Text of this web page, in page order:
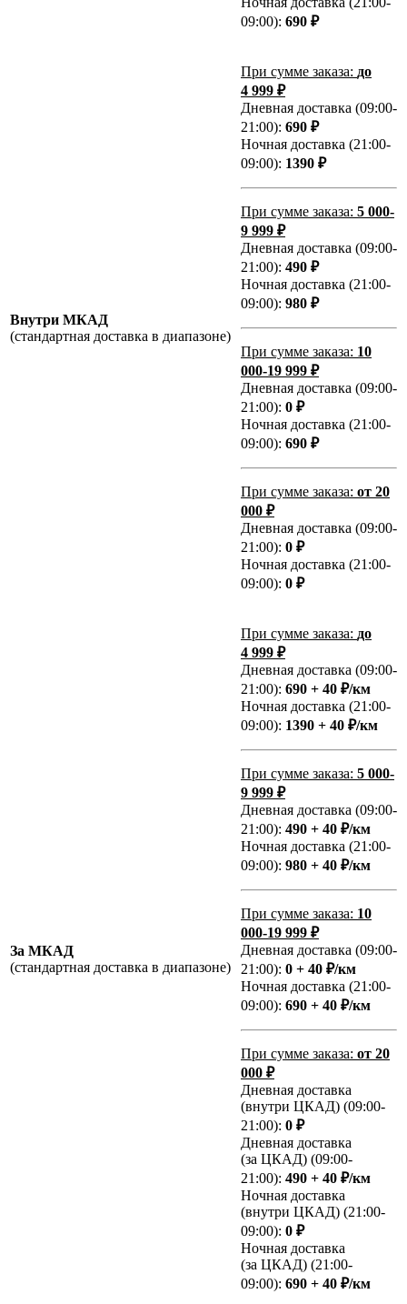
09:00): 690 ₽
Внутри МКАД
(стандартная доставка в диапазоне)
При сумме заказа: до
4 999 ₽
Дневная доставка (09:00-
21:00): 690 ₽
Ночная доставка (21:00-
09:00): 1390 ₽
При сумме заказа: 5 000-
9 999 ₽
Дневная доставка (09:00-
21:00): 490 ₽
Ночная доставка (21:00-
09:00): 980 ₽
При сумме заказа: 10
000-19 999 ₽
Дневная доставка (09:00-
21:00): 0 ₽
Ночная доставка (21:00-
09:00): 690 ₽
При сумме заказа: от 20
000 ₽
Дневная доставка (09:00-
21:00): 0 ₽
Ночная доставка (21:00-
09:00): 0 ₽
За МКАД
(стандартная доставка в диапазоне)
При сумме заказа: до
4 999 ₽
Дневная доставка (09:00-
21:00): 690 + 40 ₽/км
Ночная доставка (21:00-
09:00): 1390 + 40 ₽/км
При сумме заказа: 5 000-
9 999 ₽
Дневная доставка (09:00-
21:00): 490 + 40 ₽/км
Ночная доставка (21:00-
09:00): 980 + 40 ₽/км
При сумме заказа: 10
000-19 999 ₽
Дневная доставка (09:00-
21:00): 0 + 40 ₽/км
Ночная доставка (21:00-
09:00): 690 + 40 ₽/км
При сумме заказа: от 20
000 ₽
Дневная доставка
(внутри ЦКАД) (09:00-
21:00): 0 ₽
Дневная доставка
(за ЦКАД) (09:00-
21:00): 490 + 40 ₽/км
Ночная доставка
(внутри ЦКАД) (21:00-
09:00): 0 ₽
Ночная доставка
(за ЦКАД) (21:00-
09:00): 690 + 40 ₽/км